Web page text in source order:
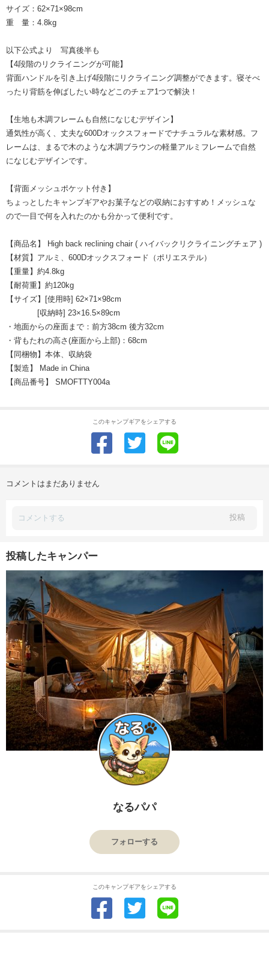
サイズ：62×71×98cm
重 量：4.8kg
以下公式より 写真後半も
【4段階のリクライニングが可能】
背面ハンドルを引き上げ4段階にリクライニング調整ができます。寝そべ
ったり背筋を伸ばしたい時などこのチェア1つで解決！
【生地も木調フレームも自然になじむデザイン】
通気性が高く、丈夫な600Dオックスフォードでナチュラルな素材感。フ
レームは、まるで木のような木調ブラウンの軽量アルミフレームで自然
になじむデザインです。
【背面メッシュポケット付き】
ちょっとしたキャンプギアやお菓子などの収納におすすめ！メッシュな
ので一目で何を入れたのかも分かって便利です。
【商品名】 High back reclining chair ( ハイバックリクライニングチェア )
【材質】アルミ、600Dオックスフォード（ポリエステル）
【重量】約4.8kg
【耐荷重】約120kg
【サイズ】[使用時] 62×71×98cm
[収納時] 23×16.5×89cm
・地面からの座面まで：前方38cm 後方32cm
・背もたれの高さ(座面から上部)：68cm
【同梱物】本体、収納袋
【製造】 Made in China
【商品番号】 SMOFTTY004a
このキャンプギアをシェアする
コメントはまだありません
投稿
投稿したキャンパー
なるパパ
フォローする
このキャンプギアをシェアする